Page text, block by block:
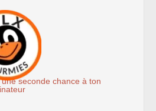
du Libre à Roubaix